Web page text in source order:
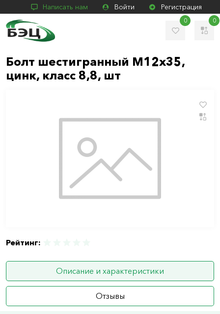
Написать нам Войти Регистрация
0 0
Болт шестигранный М12х35,
цинк, класс 8,8, шт
Рейтинг:
Описание и характеристики
Отзывы